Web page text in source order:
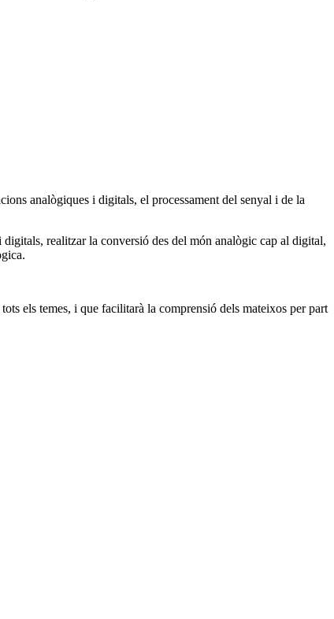
analògiques i digitals, el processament del senyal i de la
realitzar la conversió des del món analògic cap al digital,
els temes, i que facilitarà la comprensió dels mateixos per part